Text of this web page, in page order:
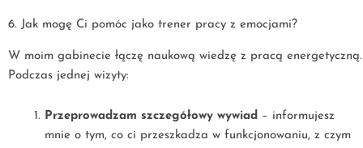
6. Jak mogę Ci pomóc jako trener pracy z emocjami?
W moim gabinecie łączę naukową wiedzę z pracą energetyczną.
Podczas jednej wizyty:
Przeprowadzam szczegółowy wywiad – informujesz
mnie o tym, co ci przeszkadza w funkcjonowaniu, z czym